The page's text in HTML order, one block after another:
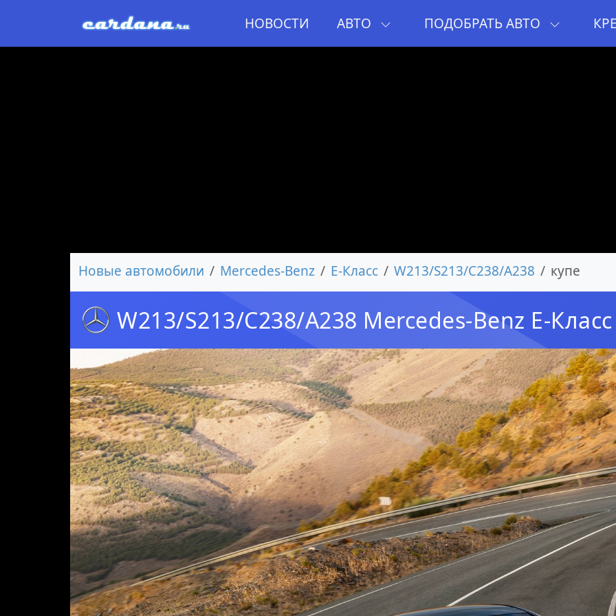
НОВОСТИ АВТО ПОДОБРАТЬ АВТО
Новые автомобили Mercedes-Benz E-Класс W213/S213/C238/A238 купе
W213/S213/C238/A238 Mercedes-Benz E-